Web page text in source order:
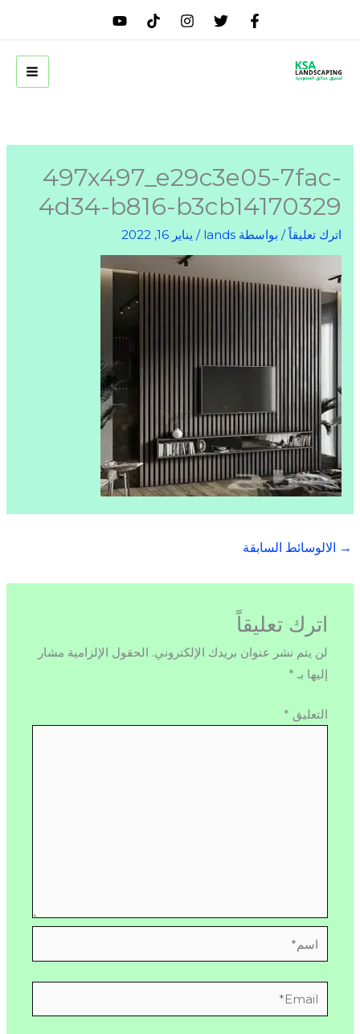
497x497_e29c3e05-7fac-
4d34-b816-b3cb14170329
اترك تعليقاً / بواسطة lands
/ يناير 16, 2022
→ الالوسائط السابقة
اترك تعليقاً
لن يتم نشر عنوان بريدك الإلكتروني. الحقول الإلزامية مشار
إليها بـ *
التعليق *
اسم*
Email*